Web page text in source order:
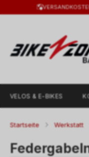
VELOS & E-BIKES
Startseite Werkstatt